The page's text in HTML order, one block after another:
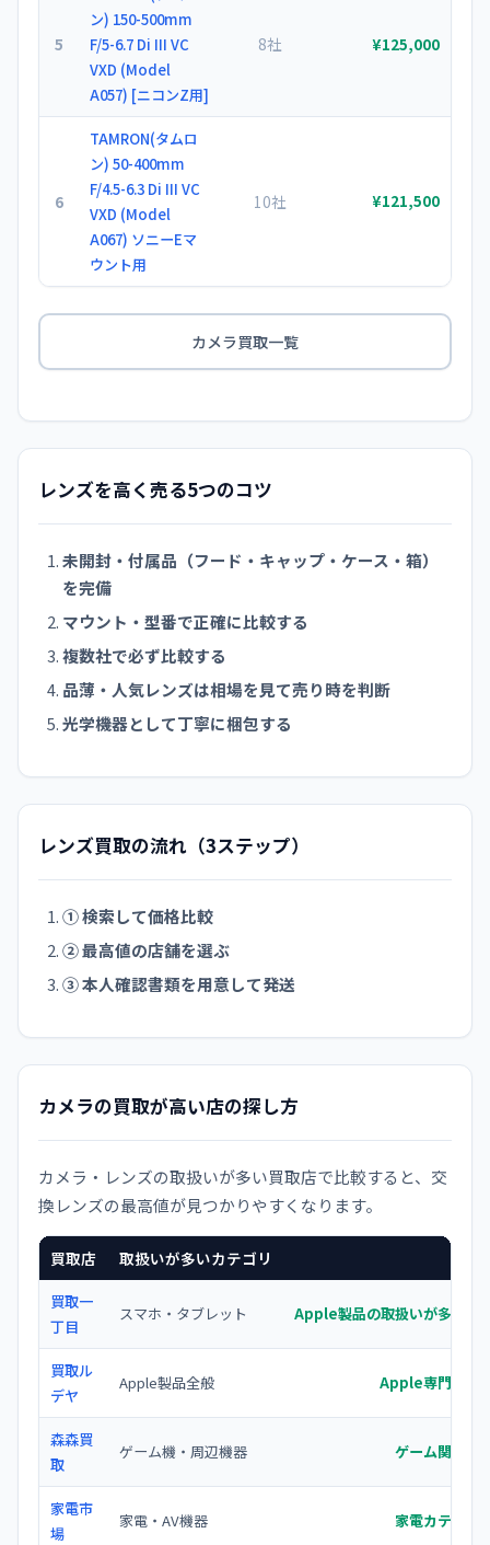
5
ン) 150-500mm
F/5-6.7 Di III VC
VXD (Model
A057) [ニコンZ用]
8社 ¥125,000
6
TAMRON(タムロ
ン) 50-400mm
F/4.5-6.3 Di III VC
VXD (Model
A067) ソニーEマ
ウント用
10社 ¥121,500
カメラ買取一覧
レンズを高く売る5つのコツ
未開封・付属品（フード・キャップ・ケース・箱）
を完備
マウント・型番で正確に比較する
複数社で必ず比較する
品薄・人気レンズは相場を見て売り時を判断
光学機器として丁寧に梱包する
レンズ買取の流れ（3ステップ）
① 検索して価格比較
② 最高値の店舗を選ぶ
③ 本人確認書類を用意して発送
カメラの買取が高い店の探し方
カメラ・レンズの取扱いが多い買取店で比較すると、交
換レンズの最高値が見つかりやすくなります。
買取店 取扱いが多いカテゴリ
買取一
丁目
スマホ・タブレット Apple製品の取扱いが多く宅
買取ル
デヤ
Apple製品全般 Apple専門で査
森森買
取
ゲーム機・周辺機器 ゲーム関連の
家電市
場
家電・AV機器 家電カテゴリ